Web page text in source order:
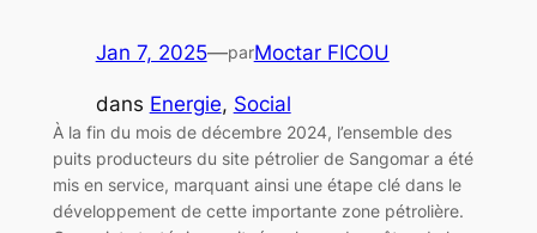
Jan 7, 2025—parMoctar FICOU
dans Energie, Social
À la fin du mois de décembre 2024, l’ensemble des
puits producteurs du site pétrolier de Sangomar a été
mis en service, marquant ainsi une étape clé dans le
développement de cette importante zone pétrolière.